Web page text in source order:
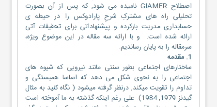
اصطلاح GIAMER نامیده می شود, که پس از آن بصورت
تحلیلی راه های مشترکِ شرحِ پارادوکس را در حیطه ی
حسابداری مدریت بازکرده و پیشنهاداتی برای تحقیقات آتی
ارائه شده است. و با ارائه سه مقاله در این موضوع ویژه،
سرمقاله را به پایان رساندیم.
1. مقدمه
ساختارهای اجتماعی بطور سنتی مانند نیرویی که شیوه های
اجتماعی را به نحوی شکل می دهد که اساسا همبستگی و
تداوم را تقویت میکند, درنظر گرفته میشود ( نگاه کنید به مثال
گیدنز 1979, 1984). علی رغم اینکه گذشته به ما آموخته است